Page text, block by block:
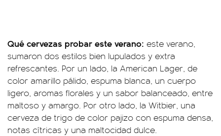
Qué cervezas probar este verano: este verano,
sumaron dos estilos bien lupulados y extra
refrescantes. Por un lado, la American Lager, de
color amarillo pálido, espuma blanca, un cuerpo
ligero, aromas florales y un sabor balanceado, entre
maltoso y amargo. Por otro lado, la Witbier, una
cerveza de trigo de color pajizo con espuma densa,
notas cítricas y una maltocidad dulce.